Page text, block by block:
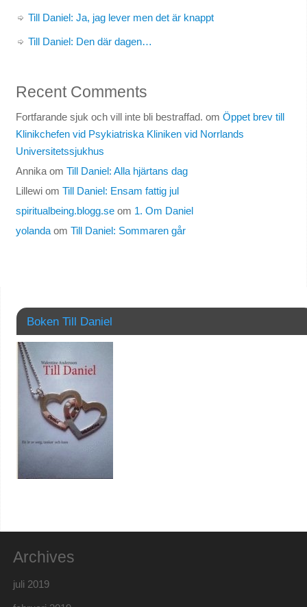
Till Daniel: Ja, jag lever men det är knappt
Till Daniel: Den där dagen…
Recent Comments
Fortfarande sjuk och vill inte bli bestraffad. om Öppet brev till
Klinikchefen vid Psykiatriska Kliniken vid Norrlands
Universitetssjukhus
Annikaom Till Daniel: Alla hjärtans dag
Lillewiom Till Daniel: Ensam fattig jul
spiritualbeing.blogg.seom 1. Om Daniel
yolandaom Till Daniel: Sommaren går
Boken Till Daniel
Archives
juli 2019